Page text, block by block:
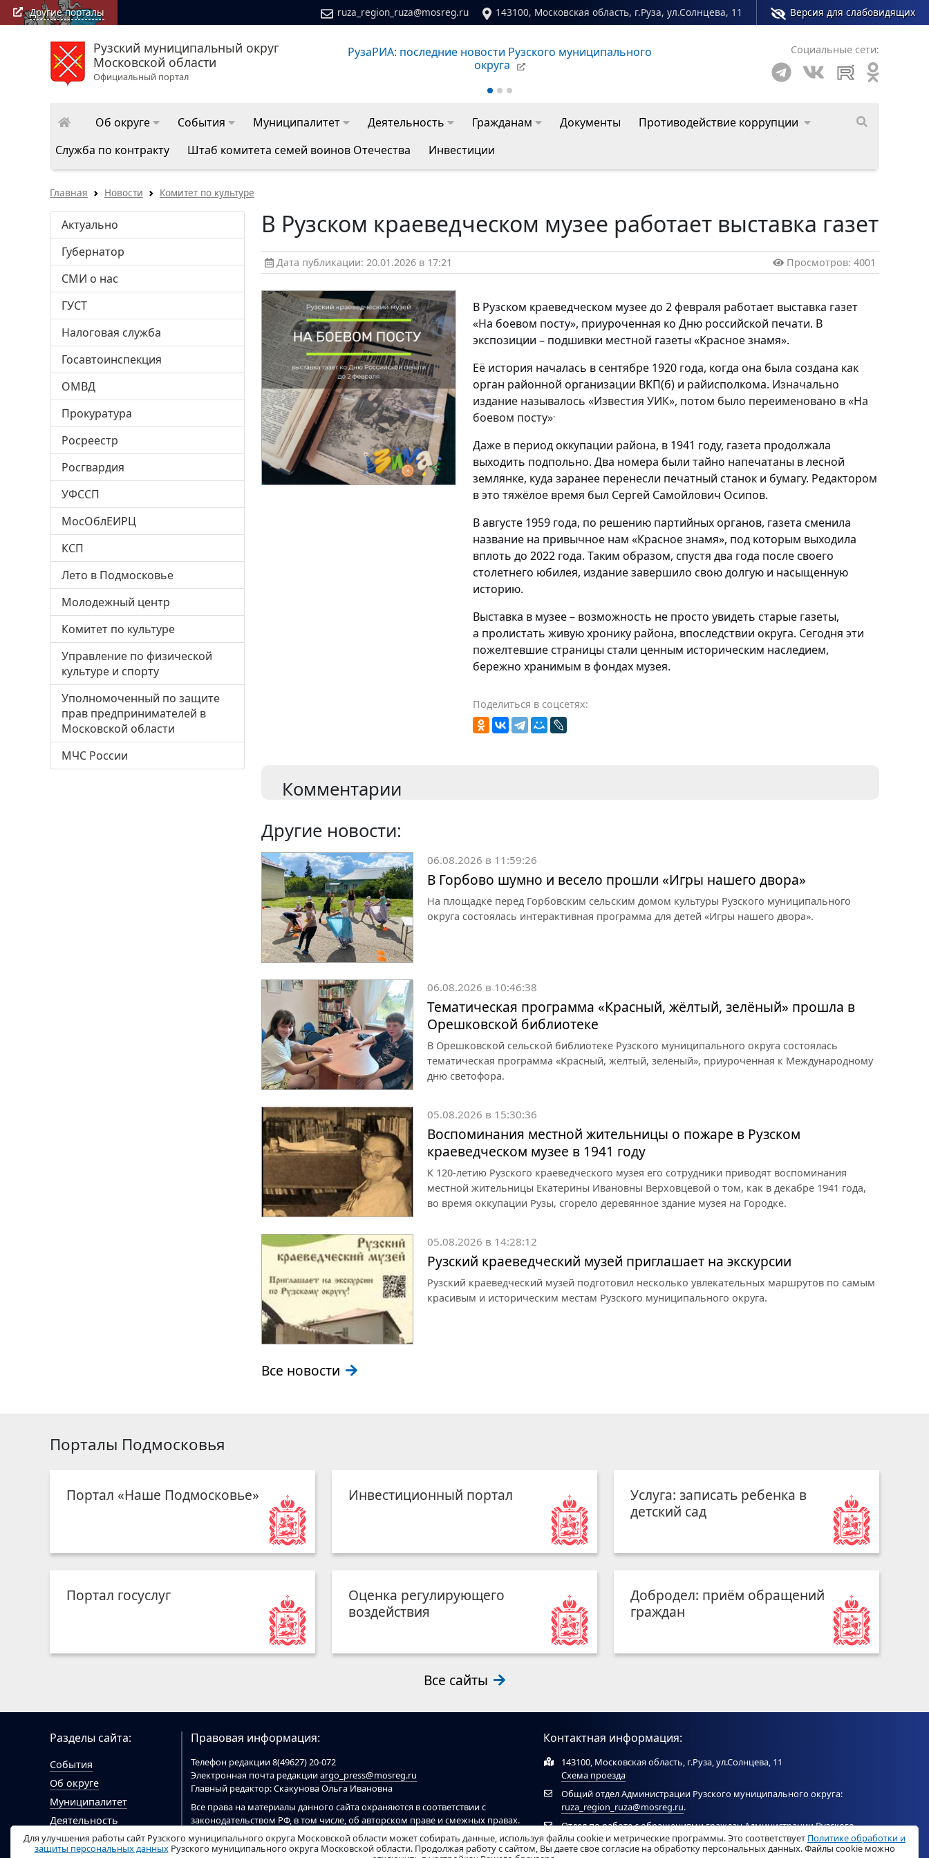
Другие порталы ruza_region_ruza@mosreg.ru 143100, Московская область, г.Руза, ул.Солнцева, 11 Версия для слабовидящих
Рузский муниципальный округ
Московской области
Официальный портал
РузаРИА: последние новости Рузского муниципального
округа
Сайт молодежного центра Рузского
Социальные сети:
Об округе События Муниципалитет Деятельность Гражданам Документы
Противодействие коррупции
Служба по контракту
Штаб комитета семей воинов Отечества Инвестиции
Главная Новости Комитет по культуре
Актуально
Губернатор
СМИ о нас
ГУСТ
Налоговая служба
Госавтоинспекция
ОМВД
Прокуратура
Росреестр
Росгвардия
УФССП
МосОблЕИРЦ
КСП
Лето в Подмосковье
Молодежный центр
Комитет по культуре
Управление по физической
культуре и спорту
Уполномоченный по защите
прав предпринимателей в
Московской области
МЧС России
В Рузском краеведческом музее работает выставка газет
Дата публикации: 20.01.2026 в 17:21 Просмотров: 4001
В Рузском краеведческом музее до 2 февраля работает выставка газет
«На боевом посту», приуроченная ко Дню российской печати. В
экспозиции – подшивки местной газеты «Красное знамя».
Её история началась в сентябре 1920 года, когда она была создана как
орган районной организации ВКП(б) и райисполкома. Изначально
издание называлось «Известия УИК», потом было переименовано в «На
боевом посту».
Даже в период оккупации района, в 1941 году, газета продолжала
выходить подпольно. Два номера были тайно напечатаны в лесной
землянке, куда заранее перенесли печатный станок и бумагу. Редактором
в это тяжёлое время был Сергей Самойлович Осипов.
В августе 1959 года, по решению партийных органов, газета сменила
название на привычное нам «Красное знамя», под которым выходила
вплоть до 2022 года. Таким образом, спустя два года после своего
столетнего юбилея, издание завершило свою долгую и насыщенную
историю.
Выставка в музее – возможность не просто увидеть старые газеты,
а пролистать живую хронику района, впоследствии округа. Сегодня эти
пожелтевшие страницы стали ценным историческим наследием,
бережно хранимым в фондах музея.
Поделиться в соцсетях:
Комментарии
Другие новости:
06.08.2026 в 11:59:26
В Горбово шумно и весело прошли «Игры нашего двора»
На площадке перед Горбовским сельским домом культуры Рузского муниципального
округа состоялась интерактивная программа для детей «Игры нашего двора».
06.08.2026 в 10:46:38
Тематическая программа «Красный, жёлтый, зелёный» прошла в
Орешковской библиотеке
В Орешковской сельской библиотеке Рузского муниципального округа состоялась
тематическая программа «Красный, желтый, зеленый», приуроченная к Международному
дню светофора.
05.08.2026 в 15:30:36
Воспоминания местной жительницы о пожаре в Рузском
краеведческом музее в 1941 году
К 120-летию Рузского краеведческого музея его сотрудники приводят воспоминания
местной жительницы Екатерины Ивановны Верховцевой о том, как в декабре 1941 года,
во время оккупации Рузы, сгорело деревянное здание музея на Городке.
05.08.2026 в 14:28:12
Рузский краеведческий музей приглашает на экскурсии
Рузский краеведческий музей подготовил несколько увлекательных маршрутов по самым
красивым и историческим местам Рузского муниципального округа.
Все новости
Порталы Подмосковья
Портал «Наше Подмосковье» Инвестиционный портал
Услуга: записать ребенка в
детский сад
Портал госуслуг
Оценка регулирующего
воздействия
Добродел: приём обращений
граждан
Все сайты
Разделы сайта:
События
Об округе
Муниципалитет
Деятельность
Гражданам
Правовая информация:
Телефон редакции 8(49627) 20-072
Электронная почта редакцииargo_press@mosreg.ru
Главный редактор: Скакунова Ольга Ивановна
Все права на материалы данного сайта охраняются в соответствии с
законодательством РФ, в том числе, об авторском праве и смежных правах.
При цитировании материалов обязательна ссылка на сайт
цитировании электронными ресурсами обязательна гиперссылка на сайт
Контактная информация:
143100, Московская область, г.Руза, ул.Солнцева, 11
Схема проезда
Общий отдел Администрации Рузского муниципального округа:
ruza_region_ruza@mosreg.ru.
Отдел по работе с обращениями граждан Администрации Рузского
муниципального округа: ruza_og_argo@mosreg.ru.
Для улучшения работы сайт Рузского муниципального округа Московской области может собирать данные, используя файлы cookie и метрические программы. Это соответствует Политике обработки и
защиты персональных данныхРузского муниципального округа Московской области. Продолжая работу с сайтом, Вы даете свое согласие на обработку персональных данных. Файлы cookie можно